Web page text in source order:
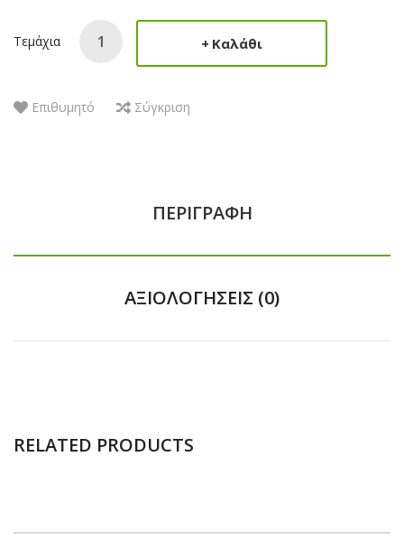
Τεμάχια Καλάθι
Επιθυμητό Σύγκριση
ΠΕΡΙΓΡΑΦΉ
ΑΞΙΟΛΟΓΉΣΕΙΣ (0)
RELATED PRODUCTS